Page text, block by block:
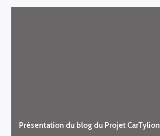
Présentation du blog du Projet CarTylion